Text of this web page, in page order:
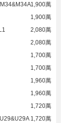
1,900萬
1,900萬
2,080萬
2,080萬
1,700萬
1,700萬
1,960萬
1,960萬
1,720萬
1,720萬